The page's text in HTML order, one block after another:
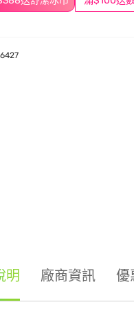
明 廠商資訊 優